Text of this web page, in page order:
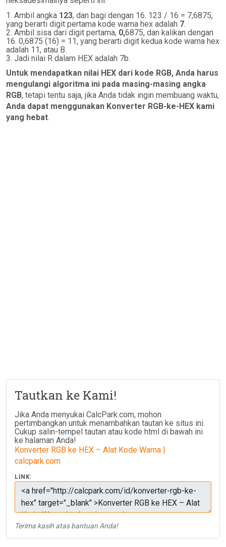
Ambil angka 123, dan bagi dengan 16. 123 / 16 = 7,6875,
yang berarti digit pertama kode warna hex adalah 7.
Ambil sisa dari digit pertama, 0,6875, dan kalikan dengan
16. 0,6875 (16) = 11, yang berarti digit kedua kode warna hex
adalah 11, atau B.
Jadi nilai R dalam HEX adalah 7b.
Untuk mendapatkan nilai HEX dari kode RGB, Anda harus
mengulangi algoritma ini pada masing-masing angka
RGB, tetapi tentu saja, jika Anda tidak ingin membuang waktu,
Anda dapat menggunakan Konverter RGB-ke-HEX kami
yang hebat.
Tautkan ke Kami!
Jika Anda menyukai CalcPark.com, mohon
pertimbangkan untuk menambahkan tautan ke situs ini.
Cukup salin-tempel tautan atau kode html di bawah ini
ke halaman Anda!
Konverter RGB ke HEX – Alat Kode Warna |
calcpark.com
LINK:
Terima kasih atas bantuan Anda!